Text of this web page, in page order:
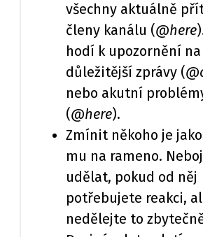
všechny aktuálně
členy kanálu (@here
hodí k upozornění na
důležitější zprávy (
nebo akutní
(@here).
Zmínit někoho je
mu na rameno.
udělat, pokud od něj
potřebujete reakci,
nedělejte to